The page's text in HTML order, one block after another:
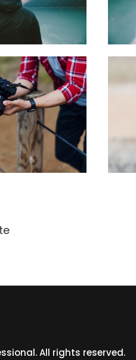
All rights reserved.